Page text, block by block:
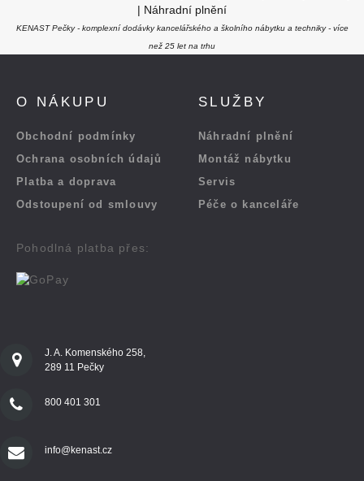
| Náhradní plnění
KENAST Pečky - komplexní dodávky kancelářského a školního nábytku a techniky - více
než 25 let na trhu
O NÁKUPU
Obchodní podmínky
Ochrana osobních údajů
Platba a doprava
Odstoupení od smlouvy
Pohodlná platba přes:
SLUŽBY
Náhradní plnění
Montáž nábytku
Servis
Péče o kanceláře
J. A. Komenského 258,
289 11 Pečky
800 401 301
info@kenast.cz